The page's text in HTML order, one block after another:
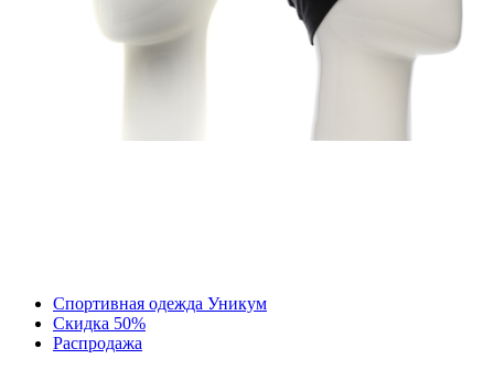
Спортивная одежда Уникум
Скидка 50%
Распродажа